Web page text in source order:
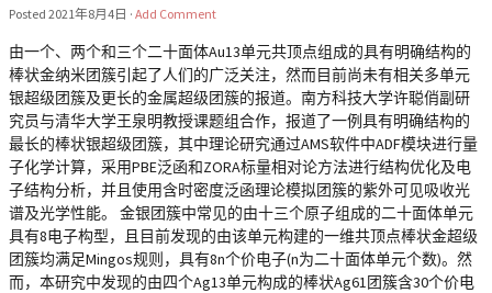
Posted 2021年8月4日 · Add Comment
由一个、两个和三个二十面体Au13单元共顶点组成的具有明确结构的
棒状金纳米团簇引起了人们的广泛关注，然而目前尚未有相关多单元
银超级团簇及更长的金属超级团簇的报道。南方科技大学许聪俏副研
究员与清华大学王泉明教授课题组合作，报道了一例具有明确结构的
最长的棒状银超级团簇，其中理论研究通过AMS软件中ADF模块进行量
子化学计算，采用PBE泛函和ZORA标量相对论方法进行结构优化及电
子结构分析，并且使用含时密度泛函理论模拟团簇的紫外可见吸收光
谱及光学性能。 金银团簇中常见的由十三个原子组成的二十面体单元
具有8电子构型，且目前发现的由该单元构建的一维共顶点棒状金超级
团簇均满足Mingos规则，具有8n个价电子(n为二十面体单元个数)。然
而，本研究中发现的由四个Ag13单元构成的棒状Ag61团簇含30个价电